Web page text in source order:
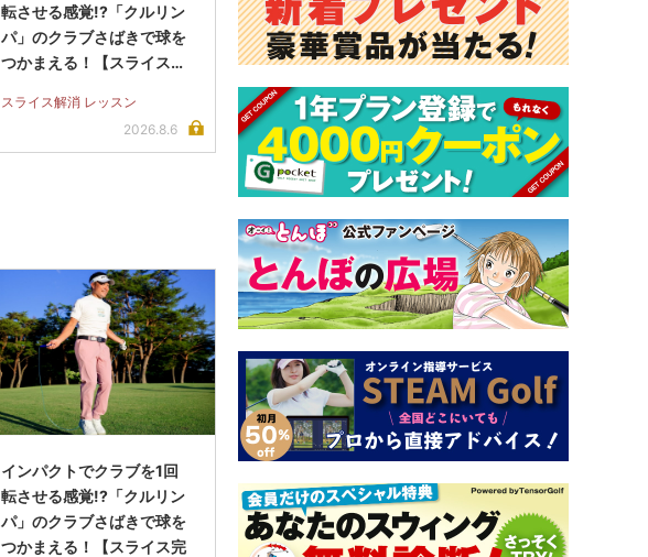
転させる感覚!?「クルリン
パ」のクラブさばきで球を
つかまえる！【スライス完
スライス解消 レッスン
2026.8.6
インパクトでクラブを1回
転させる感覚!?「クルリン
パ」のクラブさばきで球を
つかまえる！【スライス完